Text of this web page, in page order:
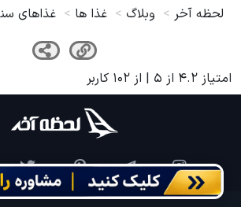
لحظه آخر وبلاگ غذا ها غذاهای
امتیاز 4.2 از 5 | از 102 کاربر